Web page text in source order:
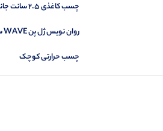
چسب کاغذی 2.5 سانت جانسون
روان نویس ژل پن WAVE سی کلاس-آبی
چسب حرارتی کوچک